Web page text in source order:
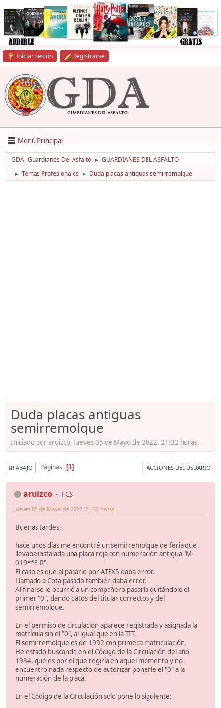
Iniciar sesión Registrarse
Menú Principal
GDA.-Guardianes Del Asfalto ► GUARDIANES DEL ASFALTO
► Temas Profesionales ► Duda placas antiguas semirremolque
Duda placas antiguas
semirremolque
Iniciado por aruizco, Jueves 05 de Mayo de 2022. 21:32 horas.
IR ABAJO Páginas 1 ACCIONES DEL USUARIO
aruizco FCS
Jueves 05 de Mayo de 2022. 21:32 horas.
Buenas tardes,
hace unos días me encontré un semirremolque de feria que
llevaba instalada una placa roja con numeración antigua "M-
019**8-R".
El caso es que al pasarlo por ATEX5 daba error.
Llamado a Cota pasado también daba error.
Al final se le ocurrió a un compañero pasarla quitándole el
primer "0", dando datos del titular correctos y del
semirremolque.
En el permiso de circulación aparece registrada y asignada la
matrícula sin el "0", al igual que en la TIT.
El semirremolque es de 1992 con primera matriculación.
He estado buscando en el Código de la Circulación del año
1934, que es por el que regiría en aquel momento y no
encuentro nada respecto de autorizar ponerle el "0" a la
numeración de la placa.
En el Código de la Circulación solo pone lo siguiente: